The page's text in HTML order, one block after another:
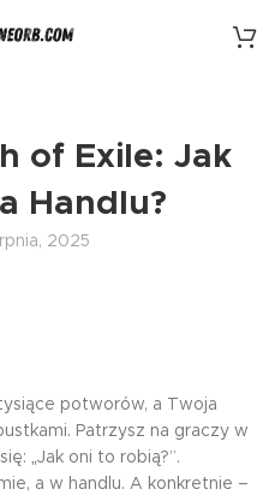
of Exile: Jak
Handlu?
2025
potworów, a Twoja
Patrzysz na graczy w
„Jak oni to robią?”.
a w handlu. A konkretnie –